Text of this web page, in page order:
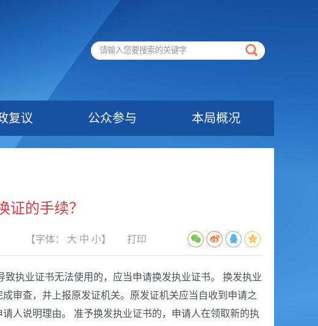
复议 公众参与 本局概况
的手续？
【字体： 大 中 小】 打印
执业证书无法使用的，应当申请换发执业证书。 换发执业
审查，并上报原发证机关。原发证机关应当自收到申请之
人说明理由。 准予换发执业证书的，申请人在领取新的执